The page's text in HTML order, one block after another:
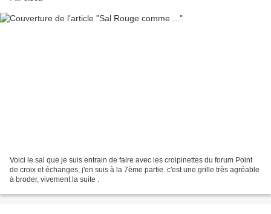
Voici le sal que je suis entrain de faire avec les croipinettes du forum Point
de croix et échanges, j'en suis à la 7ème partie. c'est une grille très agréable
à broder, vivement la suite .